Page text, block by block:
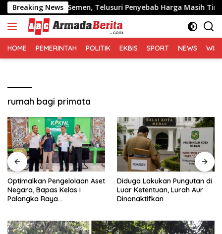
Langsung
ke
konten
Breaking News
Distribusi Semen, Telusuri Penyebab Harga Masih Tinggi
HOME PEMERINTAH POLITIK EKBIS SPORT NEWS
rumah bagi primata
Optimalkan Pengelolaan Aset
Negara, Bapas Kelas I
Palangka Raya
Raya
Diduga Lakukan Pungutan di
Luar Ketentuan, Lurah Aur
Dinonaktifkan